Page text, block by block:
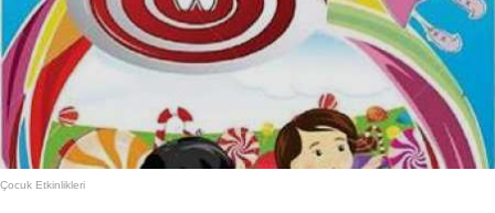
Çocuk Etkinlikleri